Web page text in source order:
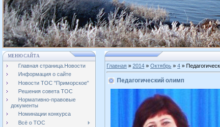
МЕНЮ САЙТА
Главная страница.Новости
Информация о сайте
Новости ТОС "Приморское"
Решения совета ТОС
Нормативно-правовые
документы
Номинации конкурса
Всё о ТОС
Главная » 2014 » Октябрь » 4 »
Педагогический олимп